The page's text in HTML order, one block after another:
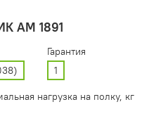
AM 1891
Гарантия
1
нагрузка на полку, кг